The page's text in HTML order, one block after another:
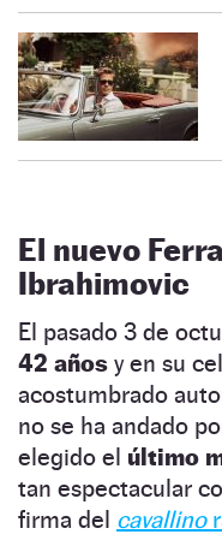
El nuevo
Ibrahimovic
El pasado 3 de
42 años y en su
acostumbrado
no se ha andado
elegido el último
tan espectacular
firma del cavallino